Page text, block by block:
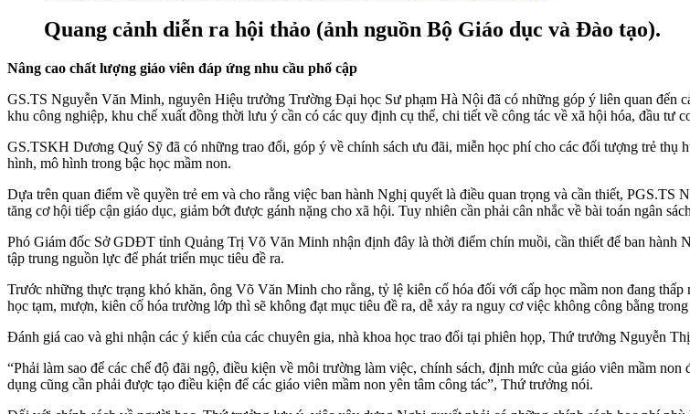
Quang cảnh diễn ra hội thảo (ảnh nguồn Bộ Giáo dục và Đào tạo).
Nâng cao chất lượng giáo viên đáp ứng nhu cầu phổ cập
GS.TS Nguyễn Văn Minh, nguyên Hiệu trưởng Trường Đại học Sư phạm Hà Nội đã có những góp ý liên quan đến
khu công nghiệp, khu chế xuất đồng thời lưu ý cần có các quy định cụ thể, chi tiết về công tác về xã hội hóa, đầu tư
GS.TSKH Dương Quý Sỹ đã có những trao đổi, góp ý về chính sách ưu đãi, miễn học phí cho các đối tượng trẻ
hình, mô hình trong bậc học mầm non.
Dựa trên quan điểm về quyền trẻ em và cho rằng việc ban hành Nghị quyết là điều quan trọng và cần thiết,
tăng cơ hội tiếp cận giáo dục, giảm bớt được gánh nặng cho xã hội. Tuy nhiên cần phải cân nhắc về bài toán ngân
Phó Giám đốc Sở GDĐT tỉnh Quảng Trị Võ Văn Minh nhận định đây là thời điểm chín muồi, cần thiết để ban hành
tập trung nguồn lực để phát triển mục tiêu đề ra.
Trước những thực trạng khó khăn, ông Võ Văn Minh cho rằng, tỷ lệ kiên cố hóa đối với cấp học mầm non đang
học tạm, mượn, kiên cố hóa trường lớp thì sẽ không đạt mục tiêu đề ra, dễ xảy ra nguy cơ việc không công bằng
Đánh giá cao và ghi nhận các ý kiến của các chuyên gia, nhà khoa học trao đổi tại phiên họp, Thứ trưởng Nguyễn
“Phải làm sao để các chế độ đãi ngộ, điều kiện về môi trường làm việc, chính sách, định mức của giáo viên mầm
dụng cũng cần phải được tạo điều kiện để các giáo viên mầm non yên tâm công tác”, Thứ trưởng nói.